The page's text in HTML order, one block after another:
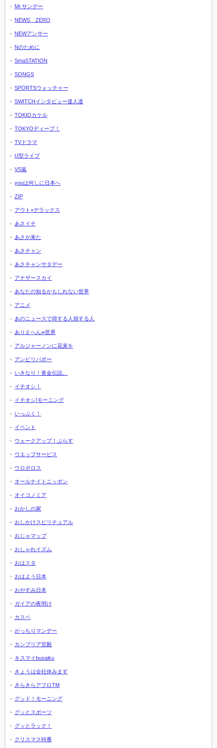
Mr.サンデー
NEWS ZERO
NEWアンサー
Nのために
SmaSTATION
SONGS
SPORTSウォッチャー
SWITCHインタビュー達人達
TOKIOカケル
TOKYOディープ！
TVドラマ
U型ライブ
VS嵐
youは何しに日本へ
ZIP
アウト×デラックス
あさイチ
あさが来た
あさチャン
あさチャンサタデー
アナザースカイ
あなたの知るかもしれない世界
アニメ
あのニュースで得する人損する人
ありえへん∞世界
アルジャーノンに花束を
アンビリバボー
いきなり！黄金伝説。
イチオシ！
イチオシ!モーニング
いっぷく！
イベント
ウェークアップ！ぷらす
ウエッブサービス
ウロボロス
オールナイトニッポン
オイコノミア
おかしの家
おしかけスピリチュアル
おじゃマップ
おしゃれイズム
おはスタ
おはよう日本
おやすみ日本
ガイアの夜明け
カスペ
がっちりマンデー
カンブリア宮殿
キスマイbusaiku
きょうは会社休みます
きらきらアフロTM
グッド！モーニング
グッとスポーツ
グッとラック！
クリスマス特番